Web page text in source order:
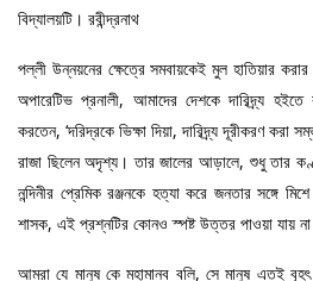
বিদ্যালয়টি। রবীন্দ্রনাথ
পল্লী উন্নয়নের ক্ষেত্রে সমবায়কেই মুল হাতিয়ার
অপারেটিভ প্রনালী, আমাদের দেশকে দারিদ্র্য
করতেন, ‘দরিদ্রকে ভিক্ষা দিয়া, দারিদ্র্য দূরীকরণ করা
রাজা ছিলেন অদৃশ্য। তার জালের আড়ালে, শুধু তার
নন্দিনীর প্রেমিক রঞ্জনকে হত্যা করে জনতার সঙ্গে
শাসক, এই প্রশ্নটির কোনও স্পষ্ট উত্তর পাওয়া যায়
আমরা যে মানুষ কে মহামানব বলি, সে মানুষ এতই বৃহৎ